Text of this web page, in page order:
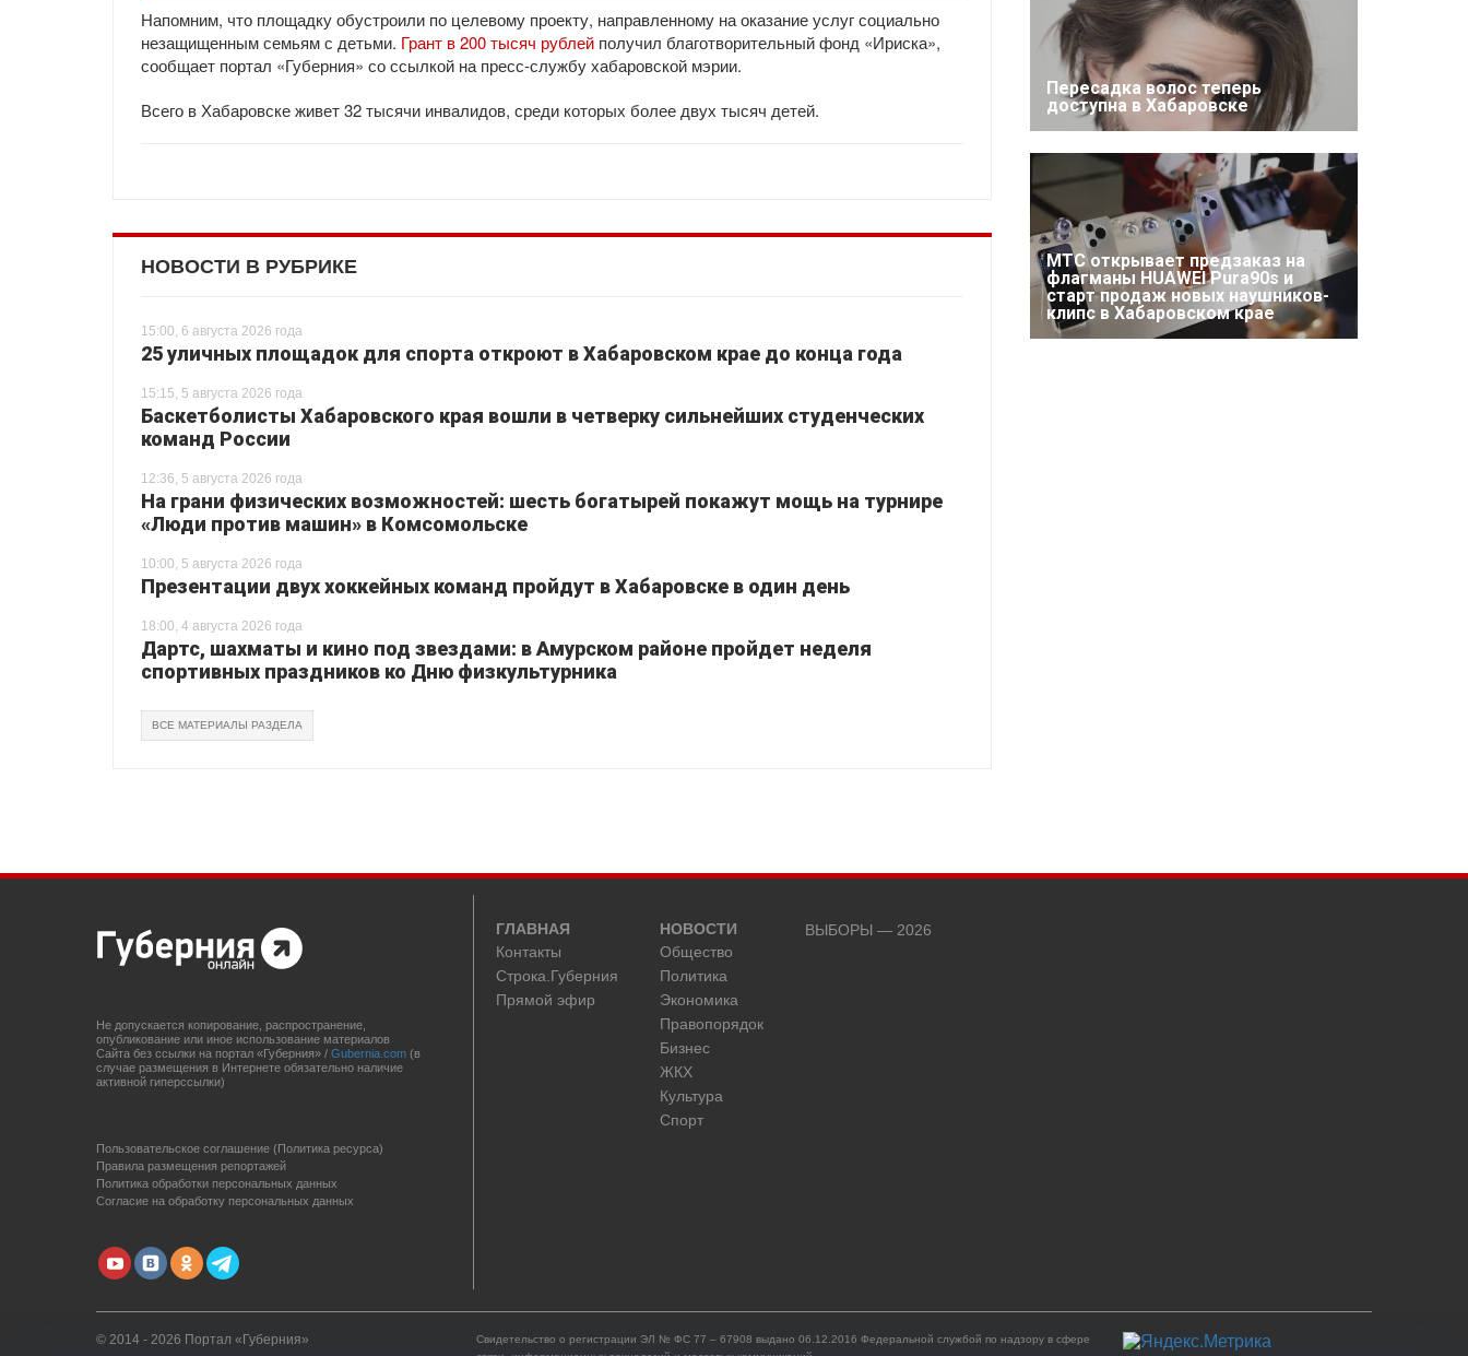
Напомним, что площадку обустроили по целевому проекту, направленному на оказание услуг социально
незащищенным семьям с детьми. Грант в 200 тысяч рублей получил благотворительный фонд «Ириска»,
сообщает портал «Губерния» со ссылкой на пресс-службу хабаровской мэрии.
Всего в Хабаровске живет 32 тысячи инвалидов, среди которых более двух тысяч детей.
НОВОСТИ В РУБРИКЕ
15:00, 6 августа 2026 года
25 уличных площадок для спорта откроют в Хабаровском крае до конца года
15:15, 5 августа 2026 года
Баскетболисты Хабаровского края вошли в четверку сильнейших студенческих
команд России
12:36, 5 августа 2026 года
На грани физических возможностей: шесть богатырей покажут мощь на турнире
«Люди против машин» в Комсомольске
10:00, 5 августа 2026 года
Презентации двух хоккейных команд пройдут в Хабаровске в один день
18:00, 4 августа 2026 года
Дартс, шахматы и кино под звездами: в Амурском районе пройдет неделя
спортивных праздников ко Дню физкультурника
ВСЕ МАТЕРИАЛЫ РАЗДЕЛА
Пересадка волос теперь
доступна в Хабаровске
МТС открывает предзаказ на
флагманы HUAWEI Pura90s и
старт продаж новых наушников-
клипс в Хабаровском крае
Не допускается копирование, распространение,
опубликование или иное использование материалов
Сайта без ссылки на портал «Губерния» / Gubernia.com (в
случае размещения в Интернете обязательно наличие
активной гиперссылки)
Пользовательское соглашение (Политика ресурса)
Правила размещения репортажей
Политика обработки персональных данных
Согласие на обработку персональных данных
ГЛАВНАЯ
Контакты
Строка.Губерния
Прямой эфир
НОВОСТИ
Общество
Политика
Экономика
Правопорядок
Бизнес
ЖКХ
Культура
Спорт
ВЫБОРЫ — 2026
© 2014 - 2026 Портал «Губерния»
Свидетельство о регистрации ЭЛ № ФС 77 – 67908 выдано 06.12.2016 Федеральной службой по надзору в сфере